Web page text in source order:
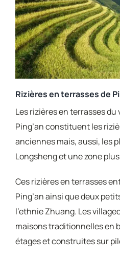
Rizières en terrasses de
Les rizières en terrasses
Ping’an constituent les
anciennes mais, aussi, les
Longsheng et une zone
Ces rizières en terrasses
Ping’an ainsi que deux
l’ethnie Zhuang. Les
maisons traditionnelles en
étages et construites sur